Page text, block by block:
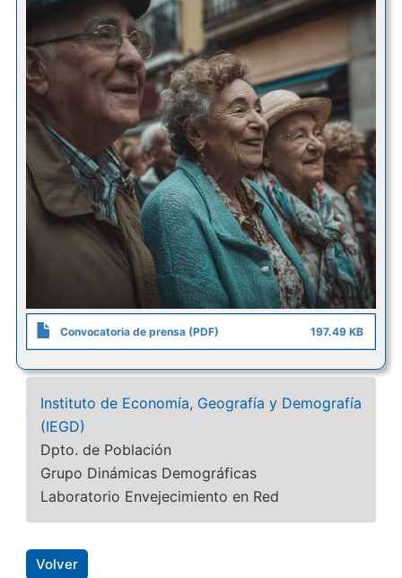
Convocatoria de prensa (PDF) 197.49 KB
Instituto de Economía, Geografía y Demografía
(IEGD)
Dpto. de Población
Grupo Dinámicas Demográficas
Laboratorio Envejecimiento en Red
Volver